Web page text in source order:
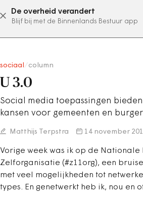
De overheid verandert
Blijf bij met de Binnenlands Bestuur app
abonneer nu
sociaal column
U 3.0
Social media toepassingen
kansen voor gemeenten en
Matthijs Terpstra 14 november
Vorige week was ik op de Nationale
Zelforganisatie (#z11org), een
met veel mogelijkheden tot
types. En genetwerkt heb ik, nou en